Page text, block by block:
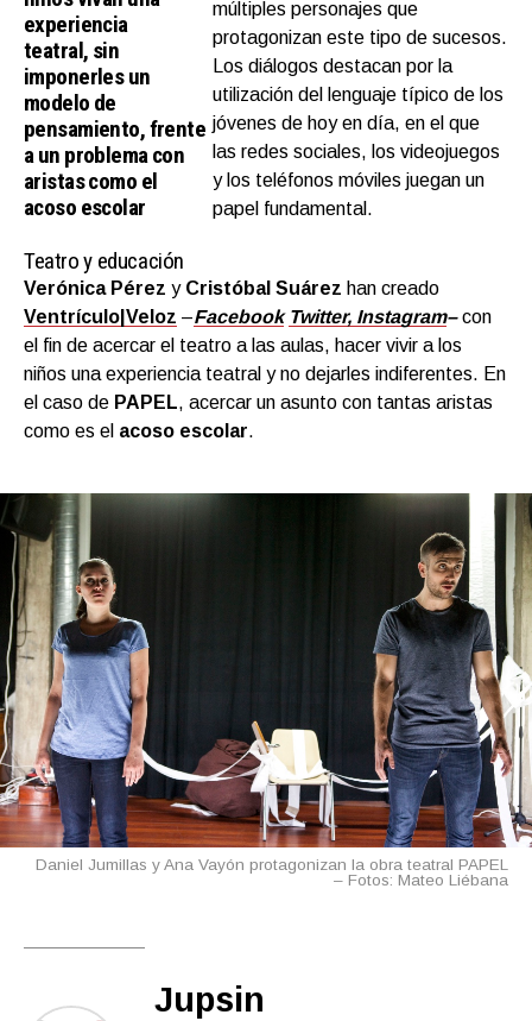
experiencia
teatral, sin
imponerles un
modelo de
pensamiento, frente
a un problema con
aristas como el
acoso escolar
múltiples personajes que
protagonizan este tipo de sucesos.
Los diálogos destacan por la
utilización del lenguaje típico de los
jóvenes de hoy en día, en el que
las redes sociales, los videojuegos
y los teléfonos móviles juegan un
papel fundamental.
Teatro y educación
Verónica Pérez y Cristóbal Suárez han creado
Ventrículo|Veloz –Facebook Twitter, Instagram–con
el fin de acercar el teatro a las aulas, hacer vivir a los
niños una experiencia teatral y no dejarles indiferentes. En
el caso de PAPEL, acercar un asunto con tantas aristas
como es el acoso escolar.
Daniel Jumillas y Ana Vayón protagonizan la obra teatral PAPEL
– Fotos: Mateo Liébana
Jupsin